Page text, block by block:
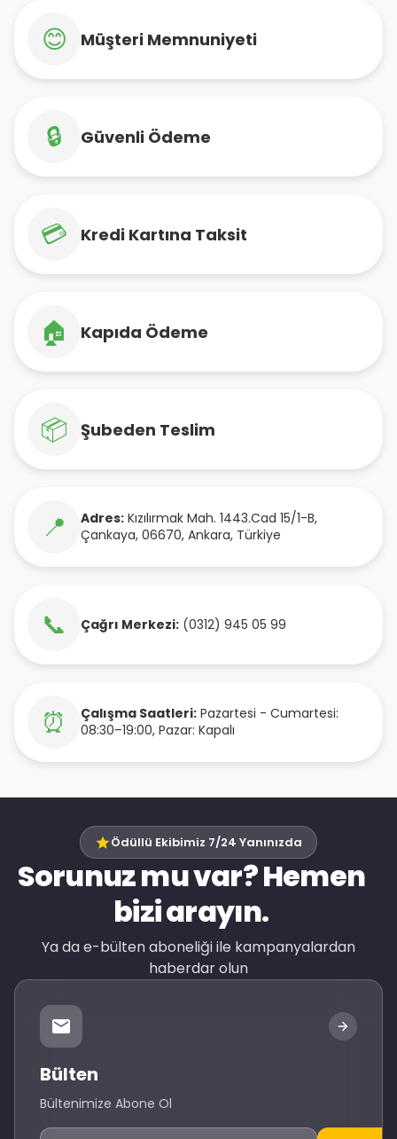
😊 Müşteri Memnuniyeti
🔒 Güvenli Ödeme
💳 Kredi Kartına Taksit
🏠 Kapıda Ödeme
📦 Şubeden Teslim
📍 Adres: Kızılırmak Mah. 1443.Cad 15/1-B,
Çankaya, 06670, Ankara, Türkiye
📞 Çağrı Merkezi: (0312) 945 05 99
⏰ Çalışma Saatleri: Pazartesi - Cumartesi:
08:30–19:00, Pazar: Kapalı
Ödüllü Ekibimiz 7/24 Yanınızda
Sorunuz mu var? Hemen
bizi arayın.
Ya da e-bülten aboneliği ile kampanyalardan
haberdar olun
Bülten
Bültenimize Abone Ol